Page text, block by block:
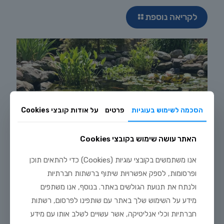
לקריאה נוספת
הסכמה לשימוש בעוגיות פרטים על אודות קובצי Cookies
האתר עושה שימוש בקובצי Cookies
אנו משתמשים בקובצי עוגיות (Cookies) כדי להתאים תוכן
ופרסומות, לספק אפשרויות שיתוף ברשתות חברתיות
ולנתח את תנועת הגולשים באתר. בנוסף, אנו משתפים
מידע על השימוש שלך באתר עם שותפינו לפרסום, רשתות
חברתיות וכלי אנליטיקה, אשר עשויים לשלב אותו עם מידע